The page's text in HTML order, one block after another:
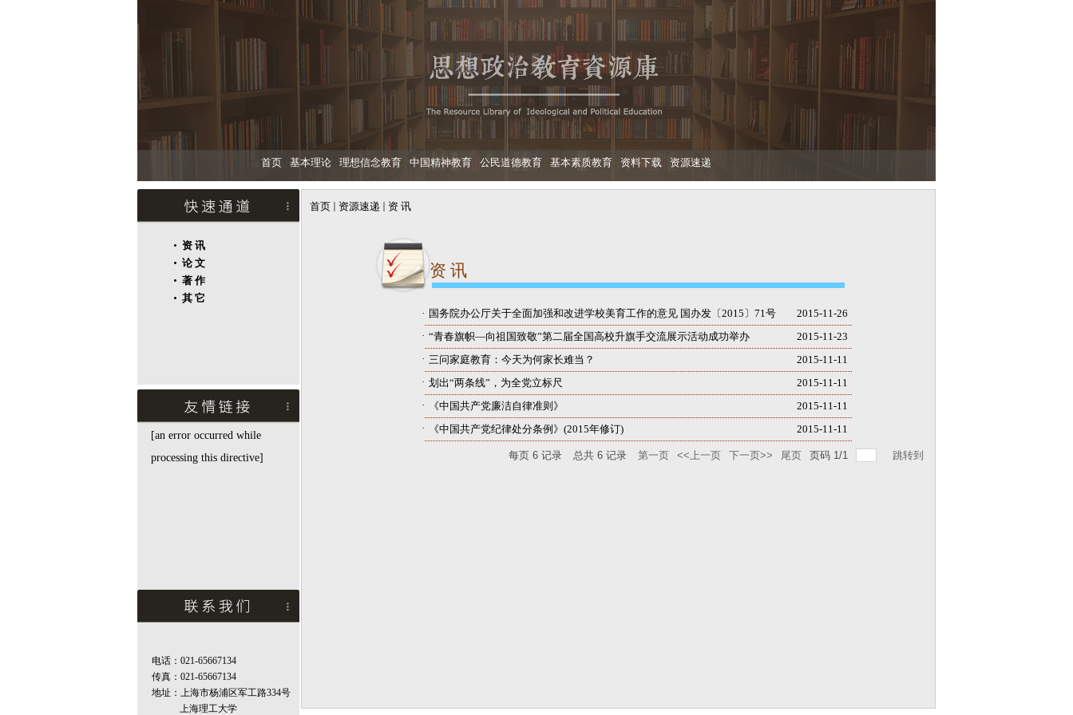
首页 基本理论 理想信念教育 中国精神教育 公民道德教育 基本素质教育 资料下载 资源速递
资 讯
论 文
著 作
其 它
[an error occurred while
processing this directive]
电话：021-65667134
传真：021-65667134
地址：上海市杨浦区军工路334号
上海理工大学
首页 资源速递 资 讯
资 讯
· 国务院办公厅关于全面加强和改进学校美育工作的意见 国办发〔2015〕71号
2015-11-26
· “青春旗帜—向祖国致敬”第二届全国高校升旗手交流展示活动成功举办
2015-11-23
· 三问家庭教育：今天为何家长难当？
2015-11-11
· 划出“两条线”，为全党立标尺
2015-11-11
·
《中国共产党廉洁自律准则》
2015-11-11
·
《中国共产党纪律处分条例》(2015年修订) 2015-11-11
每页 6 记录 总共 6 记录 第一页 <<上一页 下一页>> 尾页 页码 1/1 跳转到